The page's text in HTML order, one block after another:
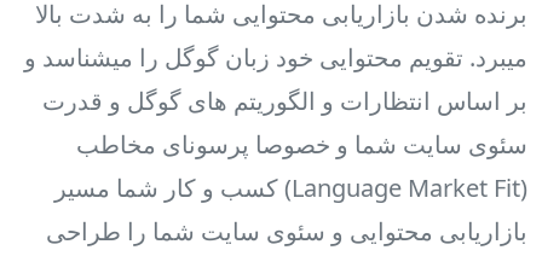
برنده شدن بازاریابی محتوایی شما را به شدت بالا
میبرد. تقویم محتوایی خود زبان گوگل را میشناسد و
بر اساس انتظارات و الگوریتم های گوگل و قدرت
سئوی سایت شما و خصوصا پرسونای مخاطب
(Language Market Fit) کسب و کار شما مسیر
بازاریابی محتوایی و سئوی سایت شما را طراحی